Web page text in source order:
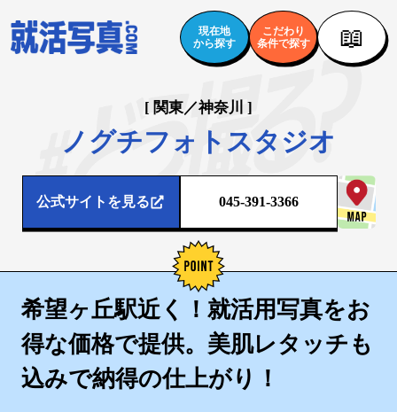
現在地
から探す
こだわり
条件で探す
📖
[ 関東／神奈川 ]
ノグチフォトスタジオ
公式サイトを見る 045-391-3366
希望ヶ丘駅近く！就活用写真をお
得な価格で提供。美肌レタッチも
込みで納得の仕上がり！